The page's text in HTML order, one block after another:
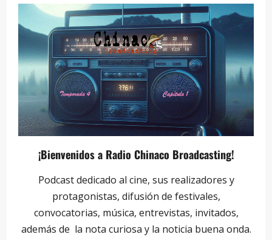
¡Bienvenidos a Radio Chinaco Broadcasting!
Podcast dedicado al cine, sus realizadores y
protagonistas, difusión de festivales,
convocatorias, música, entrevistas, invitados,
además de la nota curiosa y la noticia buena onda.